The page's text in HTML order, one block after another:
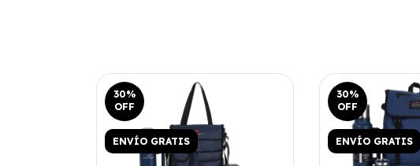
30%
OFF
ENVÍO GRATIS
30%
OFF
ENVÍO GRATIS